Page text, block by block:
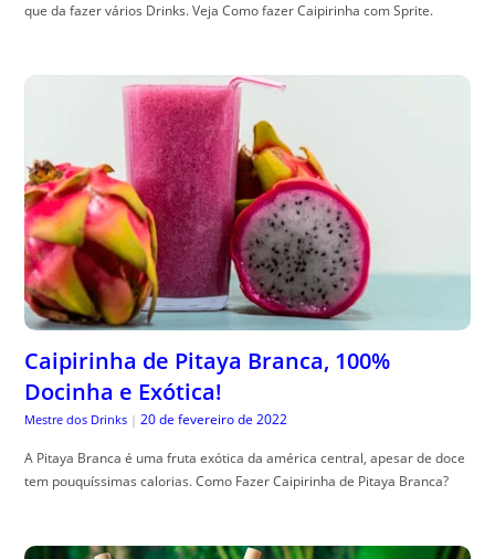
que da fazer vários Drinks. Veja Como fazer Caipirinha com Sprite.
Caipirinha de Pitaya Branca, 100%
Docinha e Exótica!
Mestre dos Drinks | 20 de fevereiro de 2022
A Pitaya Branca é uma fruta exótica da américa central, apesar de doce
tem pouquíssimas calorias. Como Fazer Caipirinha de Pitaya Branca?